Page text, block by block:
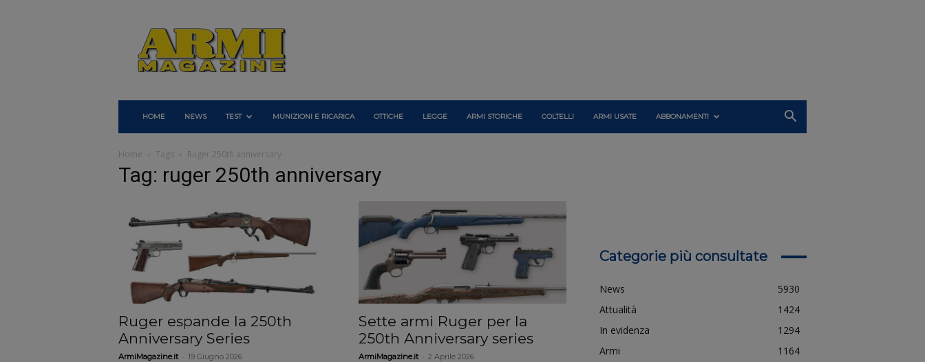
Armi
Magazine
HOME NEWS TEST MUNIZIONI E RICARICA OTTICHE LEGGE ARMI STORICHE COLTELLI ARMI USATE ABBONAMENTI
Home Tags Ruger 250th anniversary
Tag: ruger 250th anniversary
Ruger espande la 250th
Anniversary Series
ArmiMagazine.it 19 Giugno 2026
Sette armi Ruger per la
250th Anniversary series
ArmiMagazine.it 2 Aprile 2026
Categorie più consultate
News
5930
Attualità
1424
In evidenza
1294
Armi
1164